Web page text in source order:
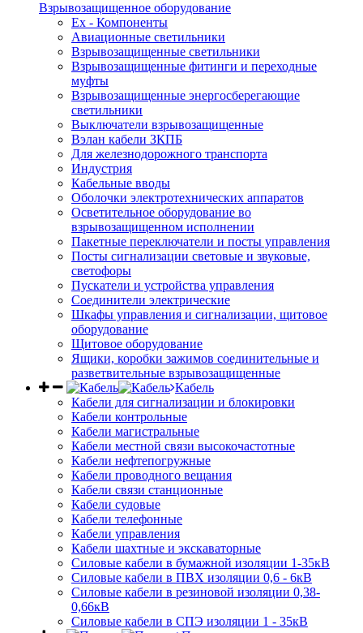
Взрывозащищенное оборудование
Ex - Компоненты
Авиационные светильники
Взрывозащищенные светильники
Взрывозащищенные фитинги и переходные
муфты
Взрывозащищенные энергосберегающие
светильники
Выключатели взрывозащищенные
Вэлан кабели ЗКПБ
Для железнодорожного транспорта
Индустрия
Кабельные вводы
Оболочки электротехнических аппаратов
Осветительное оборудование во
взрывозащищенном исполнении
Пакетные переключатели и посты управления
Посты сигнализации световые и звуковые,
светофоры
Пускатели и устройства управления
Соединители электрические
Шкафы управления и сигнализации, щитовое
оборудование
Щитовое оборудование
Ящики, коробки зажимов соединительные и
разветвительные взрывозащищенные
Кабель
Кабели для сигнализации и блокировки
Кабели контрольные
Кабели магистральные
Кабели местной связи высокочастотные
Кабели нефтепогружные
Кабели проводного вещания
Кабели связи станционные
Кабели судовые
Кабели телефонные
Кабели управления
Кабели шахтные и экскаваторные
Силовые кабели в бумажной изоляции 1-35кВ
Силовые кабели в ПВХ изоляции 0,6 - 6кВ
Силовые кабели в резиновой изоляции 0,38-
0,66кВ
Силовые кабели в СПЭ изоляции 1 - 35кВ